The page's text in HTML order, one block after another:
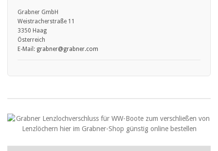
Grabner GmbH
Weistracherstraße 11
3350 Haag
Österreich
E-Mail: grabner@grabner.com